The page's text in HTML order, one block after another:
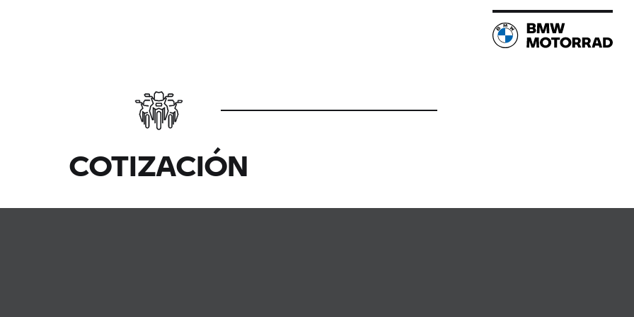
COTIZACIÓN